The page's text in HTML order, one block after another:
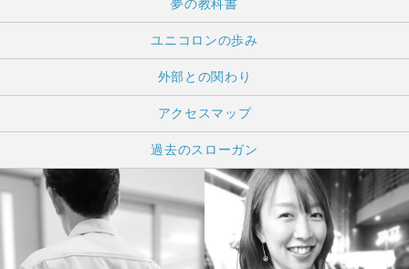
夢の教科書
ユニコロンの歩み
外部との関わり
アクセスマップ
過去のスローガン